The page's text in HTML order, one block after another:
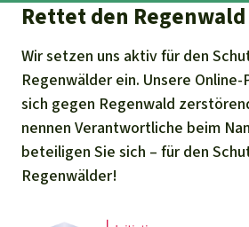
Rettet den Regenwald
Wir setzen uns aktiv für den
Regenwälder ein. Unsere
sich gegen Regenwald
nennen Verantwortliche beim
beteiligen Sie sich – für den
Regenwälder!